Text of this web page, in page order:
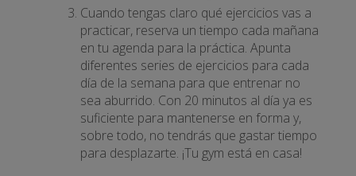
Cuando tengas claro qué ejercicios vas a
practicar, reserva un tiempo cada mañana
en tu agenda para la práctica. Apunta
diferentes series de ejercicios para cada
día de la semana para que entrenar no
sea aburrido. Con 20 minutos al día ya es
suficiente para mantenerse en forma y,
sobre todo, no tendrás que gastar tiempo
para desplazarte. ¡Tu gym está en casa!